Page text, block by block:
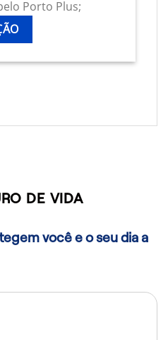
Porto Plus;
DE VIDA
você e o seu dia a